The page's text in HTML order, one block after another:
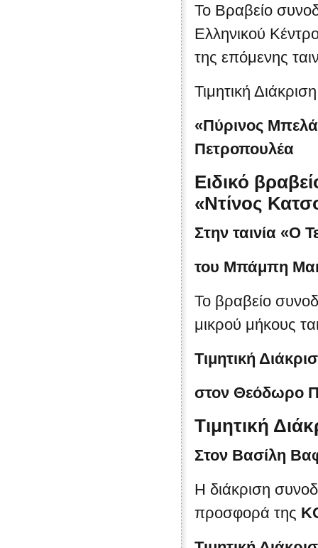
Το Βραβείο
Ελληνικού
της επόμενης
Τιμητική
«Πύρινος
Πετροπουλέα
Ειδικό
«Ντίνος
Στην ταινία «Ο
του Μπάμπη
Το βραβείο
μικρού μήκους
Τιμητική
στον Θεόδωρο
Τιμητική
Στον Βασίλη
Η διάκριση
προσφορά της